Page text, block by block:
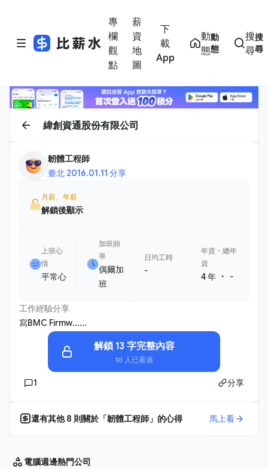
專
欄
觀
點
薪
資
地
圖
下
載
App
動
態
動
態
搜
尋
搜
尋
緯創資通股份有限公司
韌體工程師
臺北·2016.01.11 分享
月薪、年薪
解鎖後顯示
上班心
情
平常心
加班頻
率
偶爾加
班
日均工時
-
年資・總年
資
4 年 ・ -
工作經驗分享
寫BMC Firmw......
解鎖 13 字完整內容
10 人已看過
1 分享
還有其他8 則關於「韌體工程師 」的心得 馬上看
電腦週邊熱門公司